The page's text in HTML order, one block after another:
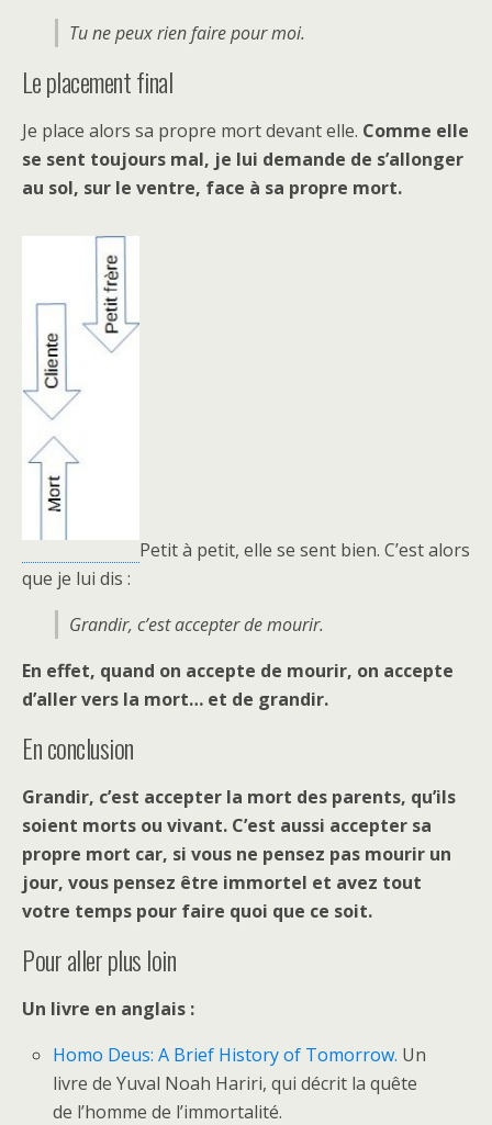
Tu ne peux rien faire pour moi.
Le placement final
Je place alors sa propre mort devant elle. Comme elle
se sent toujours mal, je lui demande de s’allonger
au sol, sur le ventre, face à sa propre mort.
Petit à petit, elle se sent bien. C’est alors
que je lui dis :
Grandir, c’est accepter de mourir.
En effet, quand on accepte de mourir, on accepte
d’aller vers la mort… et de grandir.
En conclusion
Grandir, c’est accepter la mort des parents, qu’ils
soient morts ou vivant. C’est aussi accepter sa
propre mort car, si vous ne pensez pas mourir un
jour, vous pensez être immortel et avez tout
votre temps pour faire quoi que ce soit.
Pour aller plus loin
Un livre en anglais :
Homo Deus: A Brief History of Tomorrow. Un
livre de Yuval Noah Hariri, qui décrit la quête
de l’homme de l’immortalité.